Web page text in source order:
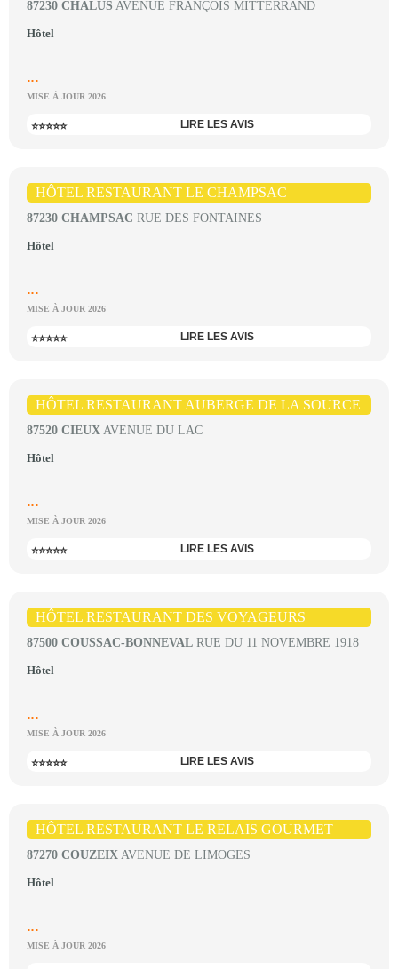
87230 CHÂLUS AVENUE FRANÇOIS MITTERRAND
Hôtel
...
MISE À JOUR 2026
⭐⭐⭐⭐⭐ LIRE LES AVIS
HÔTEL RESTAURANT LE CHAMPSAC
87230 CHAMPSAC RUE DES FONTAINES
Hôtel
...
MISE À JOUR 2026
⭐⭐⭐⭐⭐ LIRE LES AVIS
HÔTEL RESTAURANT AUBERGE DE LA SOURCE
87520 CIEUX AVENUE DU LAC
Hôtel
...
MISE À JOUR 2026
⭐⭐⭐⭐⭐ LIRE LES AVIS
HÔTEL RESTAURANT DES VOYAGEURS
87500 COUSSAC-BONNEVAL RUE DU 11 NOVEMBRE 1918
Hôtel
...
MISE À JOUR 2026
⭐⭐⭐⭐⭐ LIRE LES AVIS
HÔTEL RESTAURANT LE RELAIS GOURMET
87270 COUZEIX AVENUE DE LIMOGES
Hôtel
...
MISE À JOUR 2026